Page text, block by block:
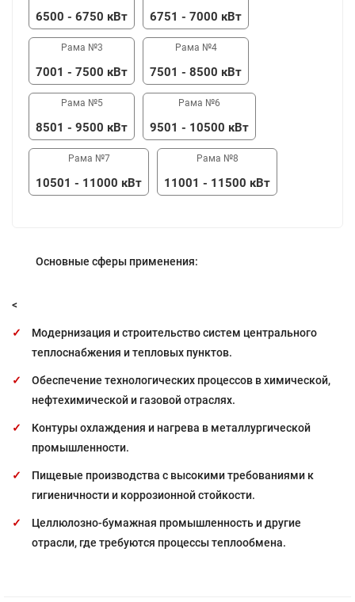
6500 - 6750 кВт 6751 - 7000 кВт
7001 - 7500 кВт 7501 - 8500 кВт
8501 - 9500 кВт 9501 - 10500 кВт
10501 - 11000 кВт 11001 - 11500 кВт
Основные сферы применения:
<
Модернизация и строительство систем центрального
теплоснабжения и тепловых пунктов.
Обеспечение технологических процессов в химической,
нефтехимической и газовой отраслях.
Контуры охлаждения и нагрева в металлургической
промышленности.
Пищевые производства с высокими требованиями к
гигиеничности и коррозионной стойкости.
Целлюлозно-бумажная промышленность и другие
отрасли, где требуются процессы теплообмена.